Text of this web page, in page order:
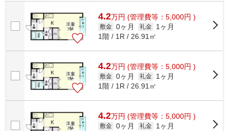
4.2万円 (管理費等：5,000円 )
敷金 0ヶ月 礼金
1ヶ月
1階 / 1R / 26.91㎡
4.2万円 (管理費等：5,000円 )
敷金 0ヶ月 礼金
1ヶ月
1階 / 1R / 26.91㎡
4.2万円 (管理費等：5,000円 )
敷金 0ヶ月 礼金
1ヶ月